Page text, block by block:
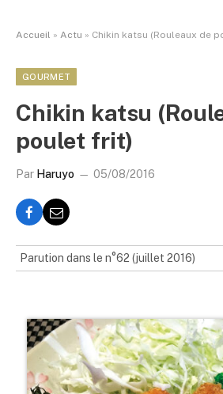
Accueil » Actu » Chikin katsu (Rouleaux de
GOURMET
Chikin katsu
poulet frit)
Par Haruyo 05/08/2016
Parution dans le n°62 (juillet 2016)